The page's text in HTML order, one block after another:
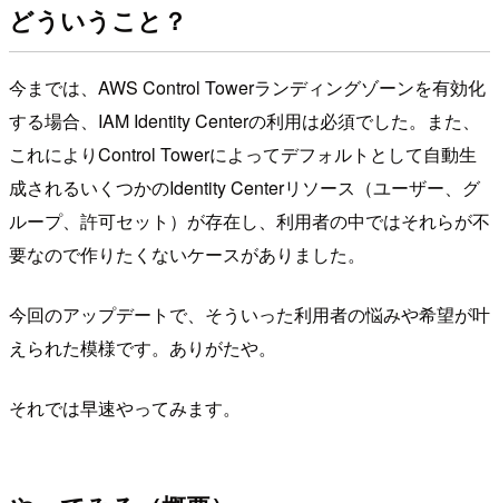
どういうこと？
今までは、AWS Control Towerランディングゾーンを有効化
する場合、IAM Identity Centerの利用は必須でした。また、
これによりControl Towerによってデフォルトとして自動生
成されるいくつかのIdentity Centerリソース（ユーザー、グ
ループ、許可セット）が存在し、利用者の中ではそれらが不
要なので作りたくないケースがありました。
今回のアップデートで、そういった利用者の悩みや希望が叶
えられた模様です。ありがたや。
それでは早速やってみます。